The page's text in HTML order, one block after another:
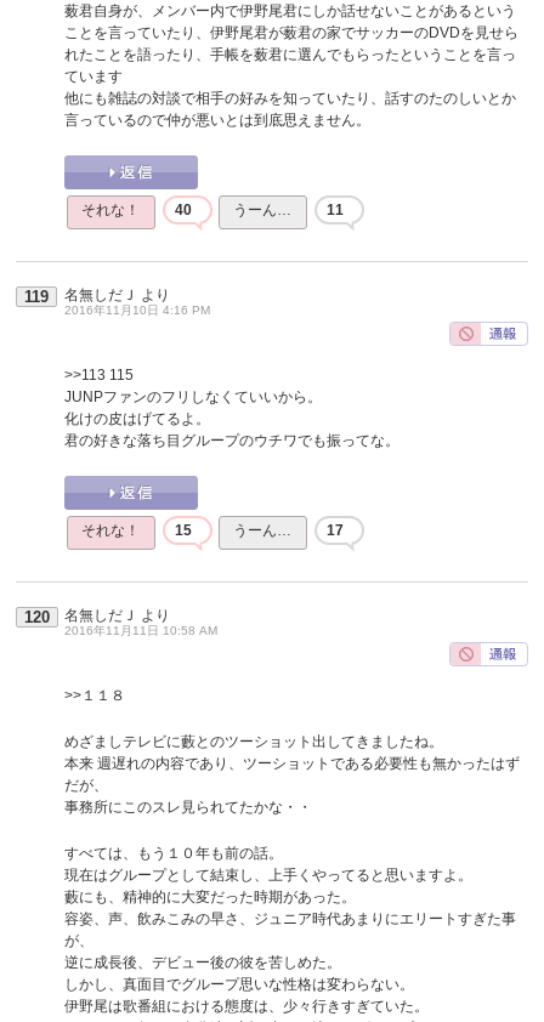
薮君自身が、メンバー内で伊野尾君にしか話せないことがあるという
ことを言っていたり、伊野尾君が薮君の家でサッカーのDVDを見せら
れたことを語ったり、手帳を薮君に選んでもらったということを言っ
ています
他にも雑誌の対談で相手の好みを知っていたり、話すのたのしいとか
言っているので仲が悪いとは到底思えません。
それな！ 40 うーん… 11
119 名無しだＪ より
2016年11月10日 4:16 PM
>>113 115
JUNPファンのフリしなくていいから。
化けの皮はげてるよ。
君の好きな落ち目グループのウチワでも振ってな。
それな！ 15 うーん… 17
120 名無しだＪ より
2016年11月11日 10:58 AM
>>１１８
めざましテレビに藪とのツーショット出してきましたね。
本来 週遅れの内容であり、ツーショットである必要性も無かったはず
だが、
事務所にこのスレ見られてたかな・・
すべては、もう１０年も前の話。
現在はグループとして結束し、上手くやってると思いますよ。
藪にも、精神的に大変だった時期があった。
容姿、声、飲みこみの早さ、ジュニア時代あまりにエリートすぎた事
が、
逆に成長後、デビュー後の彼を苦しめた。
しかし、真面目でグループ思いな性格は変わらない。
伊野尾は歌番組における態度は、少々行きすぎていた。